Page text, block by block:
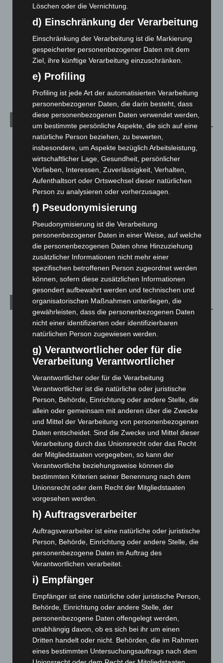
5. August 2026
Gasleitung bei McDonald’s-Umbau in Langenhagen
beschädigt
3. August 2026
Blaulicht
Corona-News
Hannover und Region
Leserbriefe
Veranstaltungen
1.887
Archiv
August 2026(12)
Juli 2026(73)
Juni 2026(139)
April 2026
März 2026(115)
Februar 2026(109)
Januar 2026
(122)
Dezember 2025(103)
November 2025(114)
Oktober 2025(112)
September 2025 (93)
August 2025(90)
Juli 2025 (90)
Juni 2025(103)
(112)
April 2025(88)
März 2025(111)
Februar 2025(96)
Januar 2025(88)
Dezember 2024(89)
November 2024(94)
Oktober 2024(93)
Löschen oder die Vernichtung.
d) Einschränkung der Verarbeitung
Einschränkung der Verarbeitung ist die Markierung
gespeicherter personenbezogener Daten mit dem
Ziel, ihre künftige Verarbeitung einzuschränken.
e) Profiling
Profiling ist jede Art der automatisierten Verarbeitung
personenbezogener Daten, die darin besteht, dass
diese personenbezogenen Daten verwendet werden,
um bestimmte persönliche Aspekte, die sich auf eine
natürliche Person beziehen, zu bewerten,
insbesondere, um Aspekte bezüglich Arbeitsleistung,
wirtschaftlicher Lage, Gesundheit, persönlicher
Vorlieben, Interessen, Zuverlässigkeit, Verhalten,
Aufenthaltsort oder Ortswechsel dieser natürlichen
Person zu analysieren oder vorherzusagen.
f) Pseudonymisierung
Pseudonymisierung ist die Verarbeitung
personenbezogener Daten in einer Weise, auf welche
die personenbezogenen Daten ohne Hinzuziehung
zusätzlicher Informationen nicht mehr einer
spezifischen betroffenen Person zugeordnet werden
können, sofern diese zusätzlichen Informationen
gesondert aufbewahrt werden und technischen und
organisatorischen Maßnahmen unterliegen, die
gewährleisten, dass die personenbezogenen Daten
nicht einer identifizierten oder identifizierbaren
natürlichen Person zugewiesen werden.
g) Verantwortlicher oder für die
Verarbeitung Verantwortlicher
Verantwortlicher oder für die Verarbeitung
Verantwortlicher ist die natürliche oder juristische
Person, Behörde, Einrichtung oder andere Stelle, die
allein oder gemeinsam mit anderen über die Zwecke
und Mittel der Verarbeitung von personenbezogenen
Daten entscheidet. Sind die Zwecke und Mittel dieser
Verarbeitung durch das Unionsrecht oder das Recht
der Mitgliedstaaten vorgegeben, so kann der
Verantwortliche beziehungsweise können die
bestimmten Kriterien seiner Benennung nach dem
Unionsrecht oder dem Recht der Mitgliedstaaten
vorgesehen werden.
h) Auftragsverarbeiter
Auftragsverarbeiter ist eine natürliche oder juristische
Person, Behörde, Einrichtung oder andere Stelle, die
personenbezogene Daten im Auftrag des
Verantwortlichen verarbeitet.
i) Empfänger
Empfänger ist eine natürliche oder juristische Person,
Behörde, Einrichtung oder andere Stelle, der
personenbezogene Daten offengelegt werden,
unabhängig davon, ob es sich bei ihr um einen
Dritten handelt oder nicht. Behörden, die im Rahmen
eines bestimmten Untersuchungsauftrags nach dem